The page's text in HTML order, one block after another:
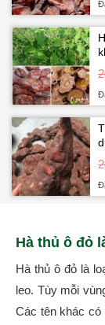
Hà thủ ô đỏ
Hà thủ ô đỏ là
leo. Tùy mỗi
Các tên khác có